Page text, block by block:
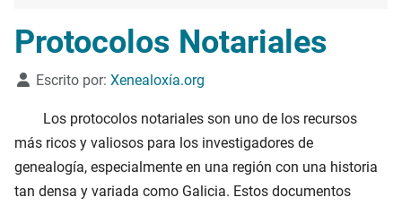
Protocolos Notariales
Detalles
Escrito por: Xenealoxía.org
Los protocolos notariales son uno de los recursos
más ricos y valiosos para los investigadores de
genealogía, especialmente en una región con una historia
tan densa y variada como Galicia. Estos documentos